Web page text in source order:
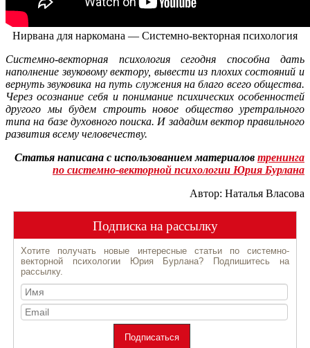
Нирвана для наркомана — Системно-векторная психология
Системно-векторная психология сегодня способна дать
наполнение звуковому вектору, вывести из плохих состояний и
вернуть звуковика на путь служения на благо всего общества.
Через осознание себя и понимание психических особенностей
другого мы будем строить новое общество уретрального
типа на базе духовного поиска. И зададим вектор правильного
развития всему человечеству.
Статья написана с использованием материалов тренинга
по системно-векторной психологии Юрия Бурлана
Автор: Наталья Власова